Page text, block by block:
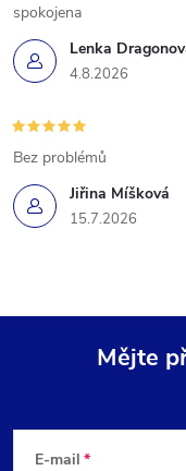
Lenka
4.8.2026
spokojena
Jiřina Míšková
15.7.2026
Bez problémů
Mějte
E-mail